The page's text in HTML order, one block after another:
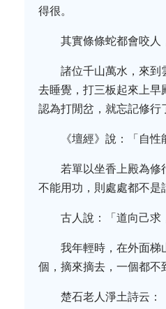
得很。
其實條條蛇都會咬人
諸位千山萬水，來到
去睡覺，打三板起來上早
認為打閒岔，就忘記修行
《壇經》說：「自
若單以坐香上殿為修
不能用功，則處處都不是
古人說：「道向己求
我年輕時，在外面梯
個，摘來摘去，一個都不
楚石老人淨土詩云：